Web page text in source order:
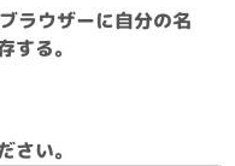
ラウザーに自分の名
する。
さい。